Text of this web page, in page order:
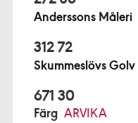
Anderssons Måleri
312 72
Skummeslövs Golv
671 30
Färg ARVIKA